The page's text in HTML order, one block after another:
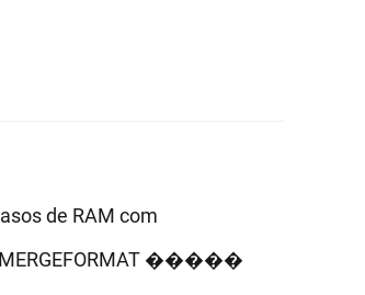
de RAM com
MERGEFORMAT �����